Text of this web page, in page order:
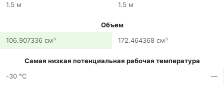
1.5 м
1.5 м
Объем
106.907336 см³
172.464368 см³
Самая низкая потенциальная рабочая температура
-30 °C
—